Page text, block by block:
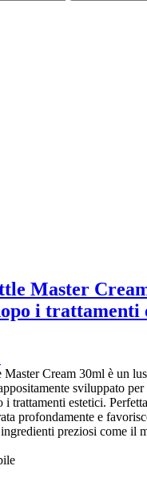
Master
i trattamenti
Cream 30ml è un
sviluppato
i trattamenti estetici.
profondamente e
preziosi come il